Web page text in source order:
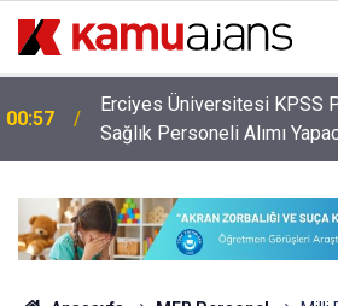
00:57
Erciyes Üniversitesi KPSS
Sağlık Personeli Alımı